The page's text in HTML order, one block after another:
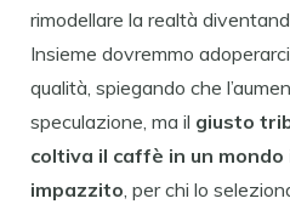
rimodellare la realtà
Insieme dovremmo
qualità, spiegando che
speculazione, ma il giusto
coltiva il caffè in un mondo
impazzito, per chi lo